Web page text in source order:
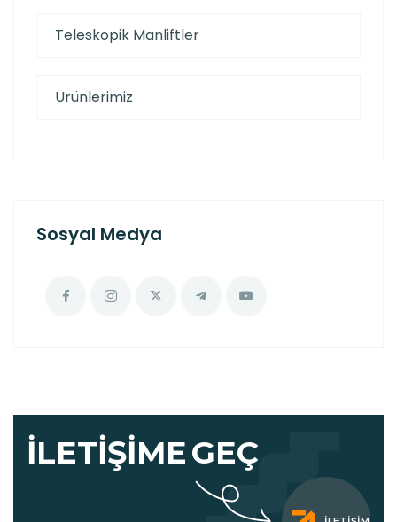
Teleskopik Manliftler
Ürünlerimiz
Sosyal Medya
İLETIŞIMEGEÇ